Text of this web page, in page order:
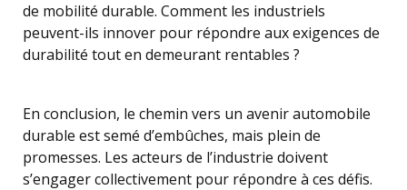
de mobilité durable. Comment les industriels
peuvent-ils innover pour répondre aux exigences de
durabilité tout en demeurant rentables ?
En conclusion, le chemin vers un avenir automobile
durable est semé d’embûches, mais plein de
promesses. Les acteurs de l’industrie doivent
s’engager collectivement pour répondre à ces défis.